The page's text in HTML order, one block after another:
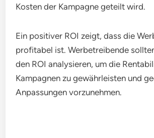
Kosten der Kampagne geteilt wird.
Ein positiver ROI zeigt, dass die
profitabel ist. Werbetreibende
den ROI analysieren, um die
Kampagnen zu gewährleisten und
Anpassungen vorzunehmen.